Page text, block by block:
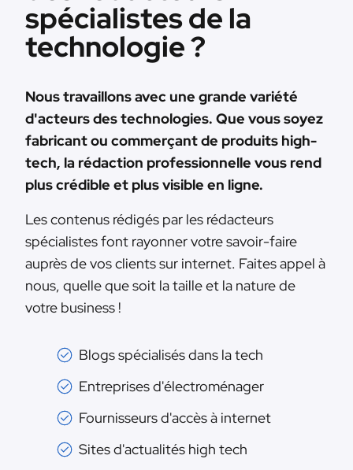
spécialistes de la
technologie ?
Nous travaillons avec une grande variété
d'acteurs des technologies. Que vous soyez
fabricant ou commerçant de produits high-
tech, la rédaction professionnelle vous rend
plus crédible et plus visible en ligne.
Les contenus rédigés par les rédacteurs
spécialistes font rayonner votre savoir-faire
auprès de vos clients sur internet. Faites appel à
nous, quelle que soit la taille et la nature de
votre business !
Blogs spécialisés dans la tech
Entreprises d'électroménager
Fournisseurs d'accès à internet
Sites d'actualités high tech